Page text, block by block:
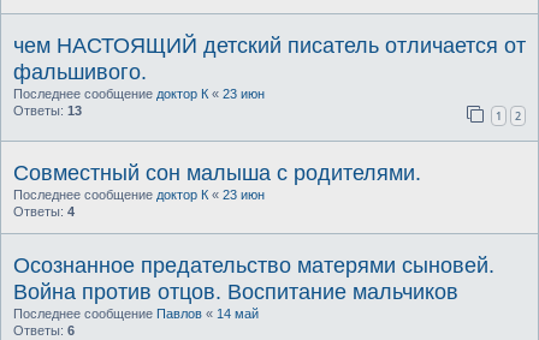
чем НАСТОЯЩИЙ детский писатель отличается от
фальшивого.
Последнее сообщение доктор К « 23 июн
Ответы: 13 1 2
Совместный сон малыша с родителями.
Последнее сообщение доктор К « 23 июн
Ответы: 4
Осознанное предательство матерями сыновей.
Война против отцов. Воспитание мальчиков
Последнее сообщение Павлов « 14 май
Ответы: 6